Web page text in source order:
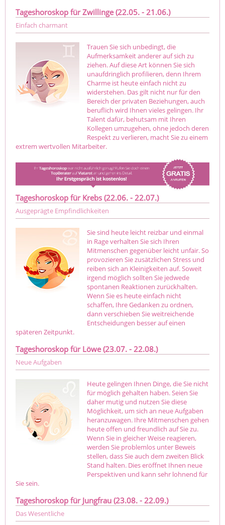
Tageshoroskop für Zwillinge (22.05. - 21.06.)
Einfach charmant
Trauen Sie sich unbedingt, die
Aufmerksamkeit anderer auf sich zu
ziehen. Auf diese Art können Sie sich
unaufdringlich profilieren, denn Ihrem
Charme ist heute einfach nicht zu
widerstehen. Das gilt nicht nur für den
Bereich der privaten Beziehungen, auch
beruflich wird Ihnen vieles gelingen. Ihr
Talent dafür, behutsam mit Ihren
Kollegen umzugehen, ohne jedoch deren
Respekt zu verlieren, macht Sie zu einem
extrem wertvollen Mitarbeiter.
Tageshoroskop für Krebs (22.06. - 22.07.)
Ausgeprägte Empfindlichkeiten
Sie sind heute leicht reizbar und einmal
in Rage verhalten Sie sich Ihren
Mitmenschen gegenüber leicht unfair. So
provozieren Sie zusätzlichen Stress und
reiben sich an Kleinigkeiten auf. Soweit
irgend möglich sollten Sie jedwede
spontanen Reaktionen zurückhalten.
Wenn Sie es heute einfach nicht
schaffen, Ihre Gedanken zu ordnen,
dann verschieben Sie weitreichende
Entscheidungen besser auf einen
späteren Zeitpunkt.
Tageshoroskop für Löwe (23.07. - 22.08.)
Neue Aufgaben
Heute gelingen Ihnen Dinge, die Sie nicht
für möglich gehalten haben. Seien Sie
daher mutig und nutzen Sie diese
Möglichkeit, um sich an neue Aufgaben
heranzuwagen. Ihre Mitmenschen gehen
heute offen und freundlich auf Sie zu.
Wenn Sie in gleicher Weise reagieren,
werden Sie problemlos unter Beweis
stellen, dass Sie auch dem zweiten Blick
Stand halten. Dies eröffnet Ihnen neue
Perspektiven und kann sehr lohnend für
Sie sein.
Tageshoroskop für Jungfrau (23.08. - 22.09.)
Das Wesentliche